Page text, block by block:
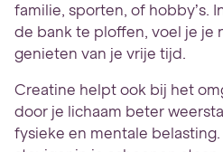
familie, sporten, of hobby’s.
de bank te ploffen, voel je je
genieten van je vrije tijd.
Creatine helpt ook bij het
door je lichaam beter
fysieke en mentale